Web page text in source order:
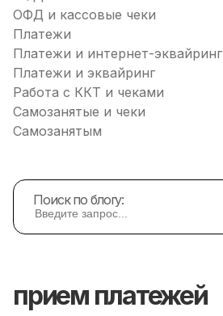
ОФД и кассовые чеки
Платежи
Платежи и интернет-эквайринг
Платежи и эквайринг
Работа с ККТ и чеками
Самозанятые и чеки
Самозанятым
Поиск по блогу:
прием платежей